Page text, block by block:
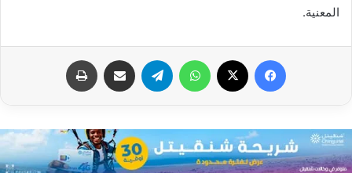
المعنية.
فيسبوك واتساب تيلقرام مشاركة عبر البريد